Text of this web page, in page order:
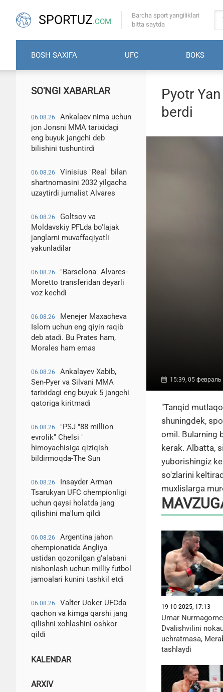
SPORTUZ.COM
Barcha sport yangiliklari
bitta saytda
BOSH SAXIFA UFC BOKS
SO'NGI XABARLAR
06.08.26
Ankalaev nima uchun
jon Jonsni MMA tarixidagi
eng buyuk jangchi deb
bilishini tushuntirdi
06.08.26
Vinisius "Real" bilan
shartnomasini 2032 yilgacha
uzaytirdi jurnalist Alvares
06.08.26
Goltsov va
Moldavskiy PFLda bo'lajak
janglarni muvaffaqiyatli
yakunladilar
06.08.26
"Barselona" Alvares-
Moretto transferidan deyarli
voz kechdi
06.08.26
Menejer Maxacheva
Islom uchun eng qiyin raqib
deb atadi. Bu Prates ham,
Morales ham emas
06.08.26
Ankalayev Xabib,
Sen-Pyer va Silvani MMA
tarixidagi eng buyuk 5 jangchi
qatoriga kiritmadi
06.08.26
"PSJ "88 million
evrolik" Chelsi "
himoyachisiga qiziqish
bildirmoqda-The Sun
06.08.26
Insayder Arman
Tsarukyan UFC chempionligi
uchun qaysi holatda jang
qilishini ma'lum qildi
06.08.26
Argentina jahon
chempionatida Angliya
ustidan qozonilgan g'alabani
nishonlash uchun milliy futbol
jamoalari kunini tashkil etdi
06.08.26
Valter Uoker UFCda
qachon va kimga qarshi jang
qilishni xohlashini oshkor
qildi
KALENDAR
ARXIV
Pyotr
berdi
15:39, 05 февраль
"Tanqid
shuningdek,
omil. Bularning
kerak. Albatta,
yuborishingiz
so'zlarini
muxlislarga
19-10-2025, 17:13
Umar
Dvalishvilini
uchratmasa,
tashlaydi